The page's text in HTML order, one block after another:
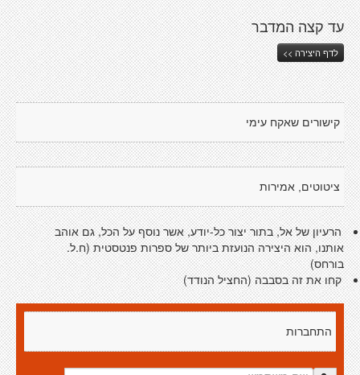
עד קצה המדבר
לדף היצירה >>
קישורים שאקח עימי
ציטוטים, אמירות
הרעיון של אל, בתור יצור כל-יודע, אשר נוסף על הכל, גם אוהב
אותנו, הוא היצירה הנועזת ביותר של ספרות פנטסטית (ח.ל.
בורחס)
קחו את זה בסבבה (החציל הנודד)
התחברות